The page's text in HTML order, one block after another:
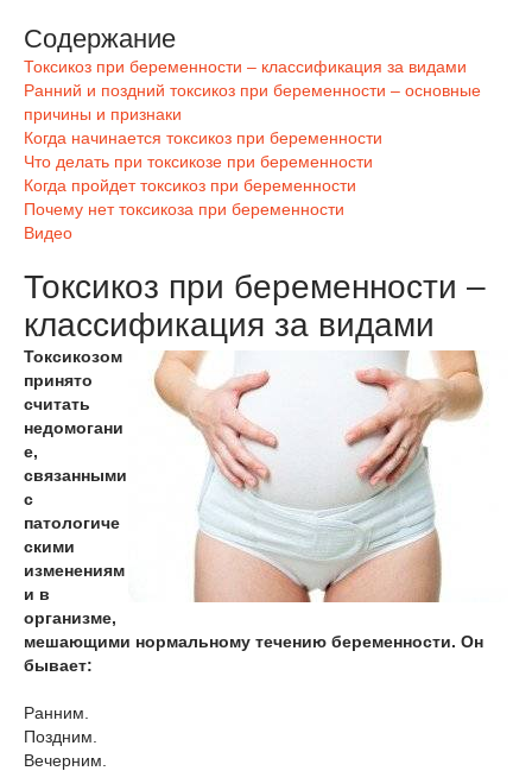
Содержание
Токсикоз при беременности – классификация за видами
Ранний и поздний токсикоз при беременности – основные
причины и признаки
Когда начинается токсикоз при беременности
Что делать при токсикозе при беременности
Когда пройдет токсикоз при беременности
Почему нет токсикоза при беременности
Видео
Токсикоз при беременности –
классификация за видами
Токсикозом
принято
считать
недомогани
е,
связанными
с
патологиче
скими
изменениям
и в
организме,
мешающими нормальному течению беременности. Он
бывает:
Ранним.
Поздним.
Вечерним.